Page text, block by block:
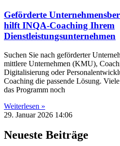
Geförderte
hilft INQA-Coaching Ihrem
Dienstleistungsunternehmen
Suchen Sie nach geförderter
mittlere Unternehmen (KMU),
Digitalisierung oder
Coaching die passende Lösung.
das Programm noch
Weiterlesen »
29. Januar 2026 14:06
Neueste Beiträge